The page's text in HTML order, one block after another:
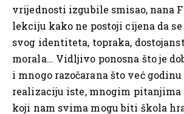
vrijednosti izgubile smisao, nana
lekciju kako ne postoji cijena da
svog identiteta, topraka,
morala… Vidljivo ponosna što je
i mnogo razočarana što već godinu
realizaciju iste, mnogim pitanjima
koji nam svima mogu biti škola